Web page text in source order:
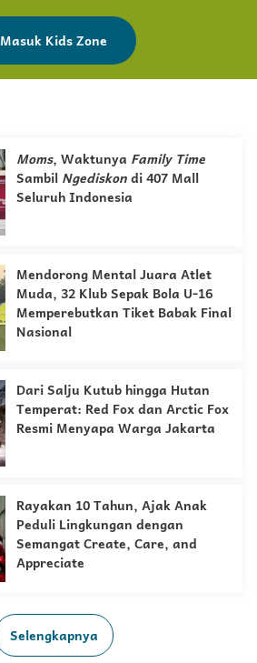
Masuk Kids Zone
Moms, Waktunya Family Time
Sambil Ngediskondi 407 Mall
Seluruh Indonesia
Mendorong Mental Juara Atlet
Muda, 32 Klub Sepak Bola U-16
Memperebutkan Tiket Babak Final
Nasional
Dari Salju Kutub hingga Hutan
Temperat: Red Fox dan Arctic Fox
Resmi Menyapa Warga Jakarta
Rayakan 10 Tahun, Ajak Anak
Peduli Lingkungan dengan
Semangat Create, Care, and
Appreciate
Selengkapnya